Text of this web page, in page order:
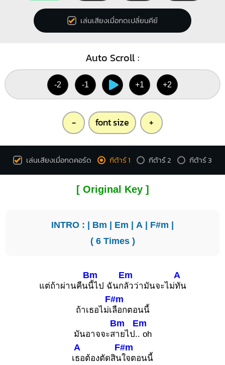
เล่นเสียงเมื่อกดเปลี่ยนคีย์
Auto Scroll :
-2 -1 +1 +2
- font size +
เล่นเสียงเมื่อกดคอร์ด กีต้าร์ 1 กีต้าร์ 2 กีต้าร์ 3
[ Original Key ]
INTRO : | Bm | Em | A | F#m |
( 6 Times )
แต่ถ้าผ่านคืน
Bm
นี้ไป ฉันก
Em
ลัวว่ามันจะไม่
A
ทัน
ถ้าเธอไม่เ
F#m
ลือกตอนนี้
มันอาจจะส
Bm
ายไป.
Em
. oh
เ
A
ธอต้องตัดสิน
F#m
ใจตอนนี้